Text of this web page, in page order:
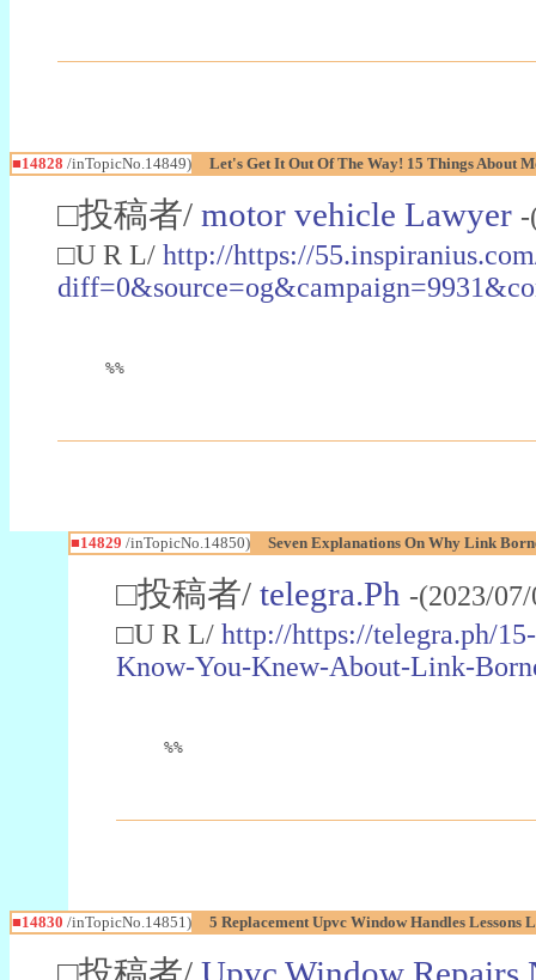
■14828 /inTopicNo.14849) Let's Get It Out Of The Way! 15 Things About
□投稿者/ motor vehicle Lawyer
□U R L/ http://https://
%%
■14829 /inTopicNo.14850) Seven Explanations On Why Link
□投稿者/ telegra.Ph -(2023/
□U R L/ http://https://telegra.ph/
Know-You-Knew-About-Link-
%%
■14830 /inTopicNo.14851) 5 Replacement Upvc Window Handles Lessons